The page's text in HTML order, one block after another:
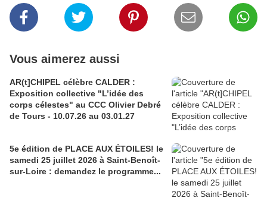
Vous aimerez aussi
AR(t]CHIPEL célèbre CALDER :
Exposition collective "L’idée des
corps célestes" au CCC Olivier Debré
de Tours - 10.07.26 au 03.01.27
5e édition de PLACE AUX ÉTOILES! le
samedi 25 juillet 2026 à Saint-Benoît-
sur-Loire : demandez le programme...